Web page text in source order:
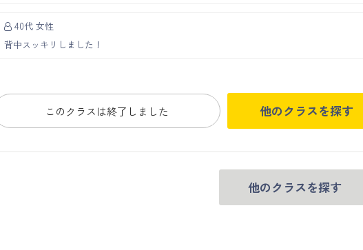
40代 女性
背中スッキリしました！
このクラスは終了しました 他のクラスを探す
他のクラスを探す